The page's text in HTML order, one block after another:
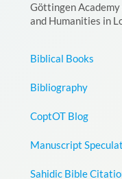
Göttingen Academy
and Humanities in
Biblical Books
Bibliography
CoptOT Blog
Manuscript
Sahidic Bible